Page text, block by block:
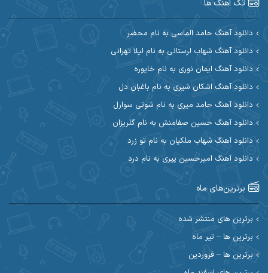
آرین مریدی
آوات بوکانی آوات یگانه
آیت احمدنژاد
ابراهیم شمس ابوالحسن جاویدان
ابی حسینی
احسان آیینفر
احسان امیدوار
احسان حیدری احسان دریادل
احسان رمضانی احسان علیانی
تک آهنگ ها
دانلود آهنگ حامد الماسی به نام محضر
دانلود آهنگ شهاب لرستانی به نام لیلا تهرانی
دانلود آهنگ ایمان نوری به نام خاپوره
دانلود آهنگ اشکان شیری به نام باغبان دل
دانلود آهنگ حامد میری به نام شوتی سوارل
دانلود آهنگ حسین صفامنش به نام گلریزان
دانلود آهنگ شهاب ملکیان به نام تو زرد
دانلود آهنگ امیرحسین پیری به نام درد
برترین‌های ماه
برترین های منتشر شده
برترین ها – تیر ماه
برترین ها – فروردین